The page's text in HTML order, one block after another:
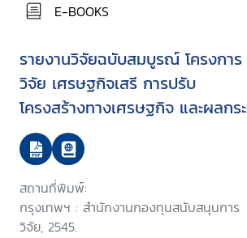
E-BOOKS
รายงานวิจัยฉบับสมบูรณ์ โครงการ
วิจัย เศรษฐกิจเสรี การปรับ
โครงสร้างทางเศรษฐกิจ และผลกระ
ทบต่อสิทธิทางเศรษฐกิจและสังคมใน
ประเทศไทย
สถานที่พิมพ์:
กรุงเทพฯ : สำนักงานกองทุนสนับสนุนการ
วิจัย, 2545.